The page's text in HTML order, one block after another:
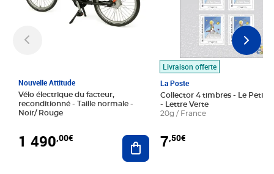
Nouvelle Attitude
Vélo électrique du facteur,
reconditionné - Taille normale -
Noir/ Rouge
1 490,00€ Ajouter au panier
Livraison offerte
La Poste
Collector 4 timbres - Le Petit
- Lettre Verte
20g / France
7,50€